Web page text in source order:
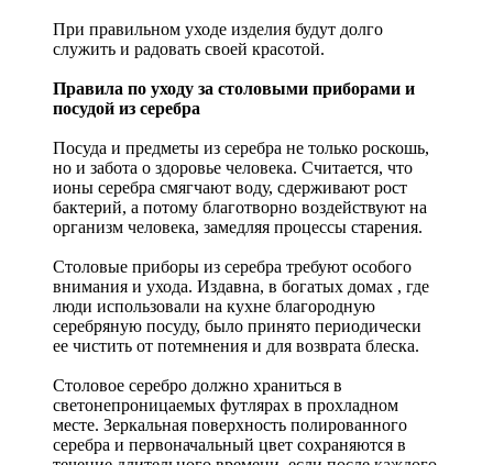
При правильном уходе изделия будут долго
служить и радовать своей красотой.
Правила по уходу за столовыми приборами и
посудой из серебра
Посуда и предметы из серебра не только роскошь,
но и забота о здоровье человека. Считается, что
ионы серебра смягчают воду, сдерживают рост
бактерий, а потому благотворно воздействуют на
организм человека, замедляя процессы старения.
Столовые приборы из серебра требуют особого
внимания и ухода. Издавна, в богатых домах , где
люди использовали на кухне благородную
серебряную посуду, было принято периодически
ее чистить от потемнения и для возврата блеска.
Столовое серебро должно храниться в
светонепроницаемых футлярах в прохладном
месте. Зеркальная поверхность полированного
серебра и первоначальный цвет сохраняются в